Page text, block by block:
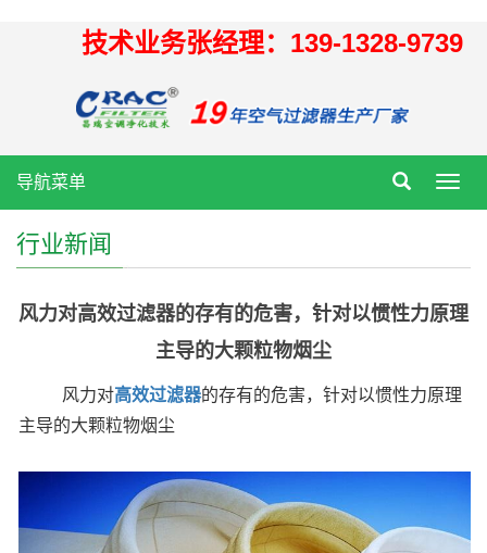
技术业务张经理：139-1328-9739
导航菜单
行业新闻
风力对高效过滤器的存有的危害，针对以惯性力原理
主导的大颗粒物烟尘
风力对高效过滤器的存有的危害，针对以惯性力原理
主导的大颗粒物烟尘